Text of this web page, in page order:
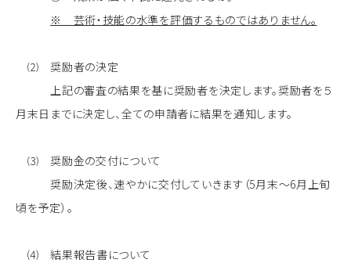
※ 芸術・技能の水準を評価するものではありません。
⑵ 奨励者の決定
上記の審査の結果を基に奨励者を決定します。奨励者を５
月末日までに決定し、全ての申請者に結果を通知します。
⑶ 奨励金の交付について
奨励決定後、速やかに交付していきます（5月末～6月上旬
頃を予定）。
⑷ 結果報告書について